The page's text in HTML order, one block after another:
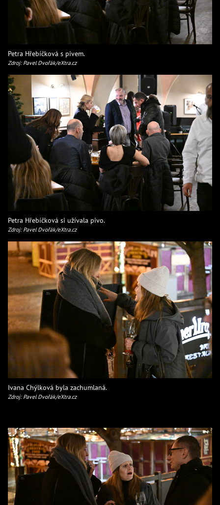
Petra Hřebíčková s pivem.
Zdroj: Pavel Dvořák/eXtra.cz
Petra Hřebíčková si užívala pivo.
Zdroj: Pavel Dvořák/eXtra.cz
Ivana Chýlková byla zachumlaná.
Zdroj: Pavel Dvořák/eXtra.cz